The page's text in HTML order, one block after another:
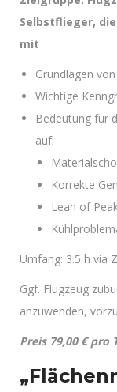
Selbstflieger,
mit
Grundlagen
Wichtige
Bedeutung für
auf:
Korrekte
Lean of
Umfang: 3.5 h via
Ggf. Flugzeug
anzuwenden,
Preis 79,00 € pro